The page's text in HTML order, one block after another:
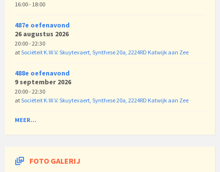
16:00 - 18:00
487e oefenavond
26 augustus 2026
20:00 - 22:30
atSociëteit K.W.V. Skuytevaert, Synthese 20a, 2224RD Katwijk aan Zee
488e oefenavond
9 september 2026
20:00 - 22:30
atSociëteit K.W.V. Skuytevaert, Synthese 20a, 2224RD Katwijk aan Zee
MEER...
FOTO GALERIJ